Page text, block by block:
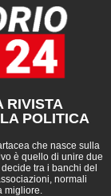
RIVISTA
POLITICA
che nasce sulla
è quello di unire due
tra i banchi del
normali
migliore.